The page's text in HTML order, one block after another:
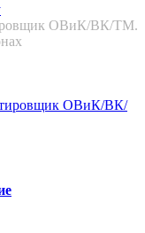
ОВиК/ВК/ТМ.